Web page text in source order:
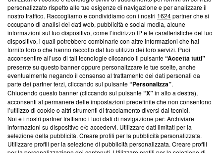
Questa sezione offre informazioni trasparenti su Blasting
News, sui nostri processi editoriali e su come ci impegniamo a
creare news di qualità. Inoltre, afferma la nostra aderenza a
‘Trust Project - News with Integrity’Blasting News non è
ancora membro del programma, ma ha richiesto di farne
parte; Trust Project non ha ancora effettuato una verifica di
conformità agli standard.
Su di noi
Team editoriale
Corporate
Redazione
personalizzato rispetto alle tue esigenze di navigazione e per analizzare il
nostro traffico. Raccogliamo e condividiamo con i nostri 1624partner che si
occupano di analisi dei dati web, pubblicità e social media, alcune
informazioni sul tuo dispositivo, come l’indirizzo IP e le caratteristiche del tuo
dispositivo, i quali potrebbero combinarle con altre informazioni che hai
fornito loro o che hanno raccolto dal tuo utilizzo dei loro servizi. Puoi
acconsentire all’uso di tali tecnologie cliccando il pulsante“Accetta tutti”
presente su questo banner oppure personalizzare le tue scelte, anche
eventualmente negando il consenso al trattamento dei dati personali da
parte dei partner terzi, cliccando sul pulsante“Personalizza”.
Chiudendo questo banner (cliccando sul pulsante“X”in alto a destra),
acconsenti al permanere delle impostazioni predefinite che non consentono
l’utilizzo di cookie o altri strumenti di tracciamento diversi dai tecnici.
Noi e i nostri partner trattiamo i tuoi dati di navigazione per: Archiviare
informazioni su dispositivo e/o accedervi. Utilizzare dati limitati per la
selezione della pubblicità. Creare profili per la pubblicità personalizzata.
Utilizzare profili per la selezione di pubblicità personalizzata. Creare profili